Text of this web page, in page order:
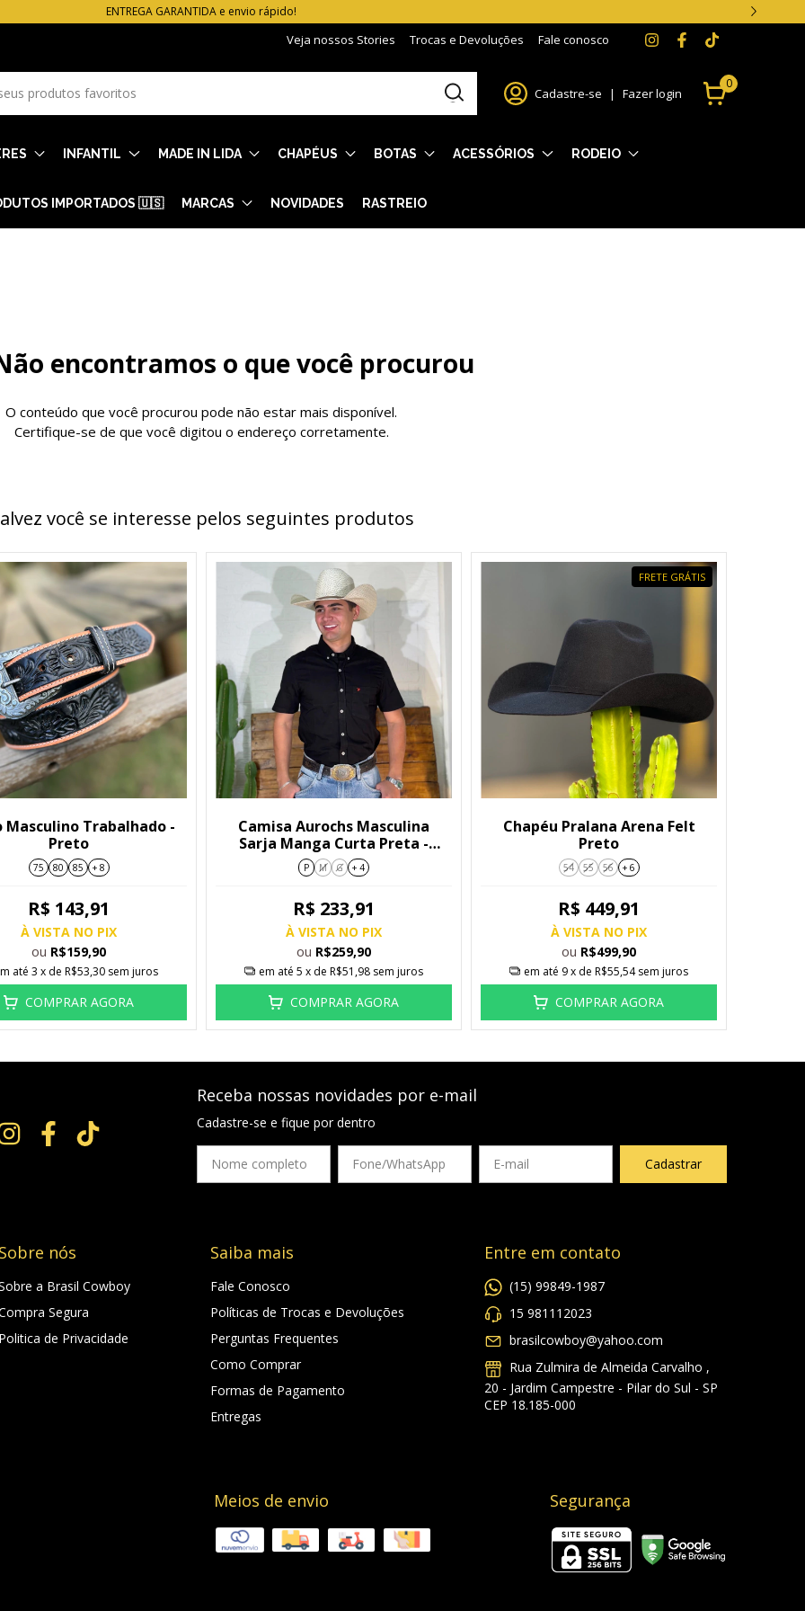
ENTREGA GARANTIDA e envio rápido!
Veja nossos Stories Trocas e Devoluções Fale conosco
Cadastre-se | Fazer login
0
INFANTIL MADE IN LIDA CHAPÉUS BOTAS ACESSÓRIOS RODEIO
IMPORTADOS 🇺🇸 MARCAS NOVIDADES RASTREIO
encontramos o que você procurou
O conteúdo que você procurou pode não estar mais disponível.
Certifique-se de que você digitou o endereço corretamente.
você se interesse pelos seguintes produtos
Masculino Trabalhado -
Preto
75 80 85 + 8
R$ 143,91
À VISTA NO PIX
ou R$159,90
até 3 x de R$53,30 sem juros
COMPRAR AGORA
Camisa Aurochs Masculina
Sarja Manga Curta Preta -
9217546
P M G + 4
R$ 233,91
À VISTA NO PIX
ou R$259,90
em até 5 x de R$51,98 sem juros
COMPRAR AGORA
FRETE GRÁTIS
Chapéu Pralana Arena Felt
Preto
54 55 56 + 6
R$ 449,91
À VISTA NO PIX
ou R$499,90
em até 9x de R$55,54 sem juros
COMPRAR AGORA
Receba nossas novidades por e-mail
Cadastre-se e fique por dentro
nós
a Brasil Cowboy
Segura
de Privacidade
Saiba mais
Fale Conosco
Políticas de Trocas e Devoluções
Perguntas Frequentes
Como Comprar
Formas de Pagamento
Entregas
Entre em contato
(15) 99849-1987
15 981112023
brasilcowboy@yahoo.com
Rua Zulmira de Almeida Carvalho ,
20 - Jardim Campestre - Pilar do Sul - SP
CEP 18.185-000
Meios de envio Segurança